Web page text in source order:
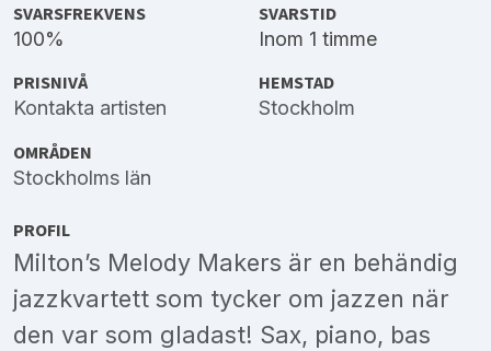
SVARSFREKVENS
100%
SVARSTID
Inom 1 timme
PRISNIVÅ
Kontakta artisten
HEMSTAD
Stockholm
OMRÅDEN
Stockholms län
PROFIL
Milton’s Melody Makers är en behändig
jazzkvartett som tycker om jazzen när
den var som gladast! Sax, piano, bas